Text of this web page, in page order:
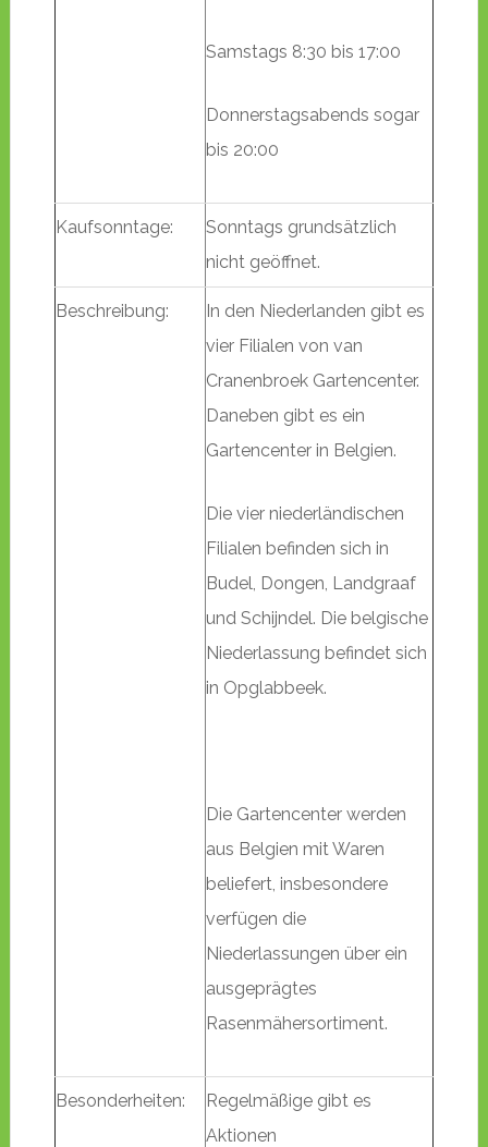
Samstags 8:30 bis 17:00
Donnerstagsabends sogar
bis 20:00
Kaufsonntage:
Sonntags grundsätzlich
nicht geöffnet.
Beschreibung:
In den Niederlanden gibt es
vier Filialen von van
Cranenbroek Gartencenter.
Daneben gibt es ein
Gartencenter in Belgien.
Die vier niederländischen
Filialen befinden sich in
Budel, Dongen, Landgraaf
und Schijndel. Die belgische
Niederlassung befindet sich
in Opglabbeek.
Die Gartencenter werden
aus Belgien mit Waren
beliefert, insbesondere
verfügen die
Niederlassungen über ein
ausgeprägtes
Rasenmähersortiment.
Besonderheiten:
Regelmäßige gibt es
Aktionen